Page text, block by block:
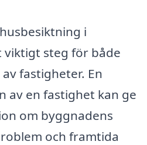
i
viktigt steg för både
fastigheter. En
av en fastighet kan ge
om byggnadens
och framtida